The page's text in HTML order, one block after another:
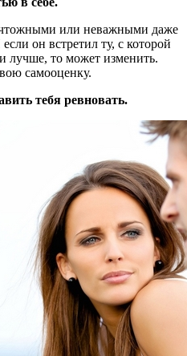
или неважными даже
он встретил ту, с которой
лучше, то может изменить.
самооценку.
тебя ревновать.